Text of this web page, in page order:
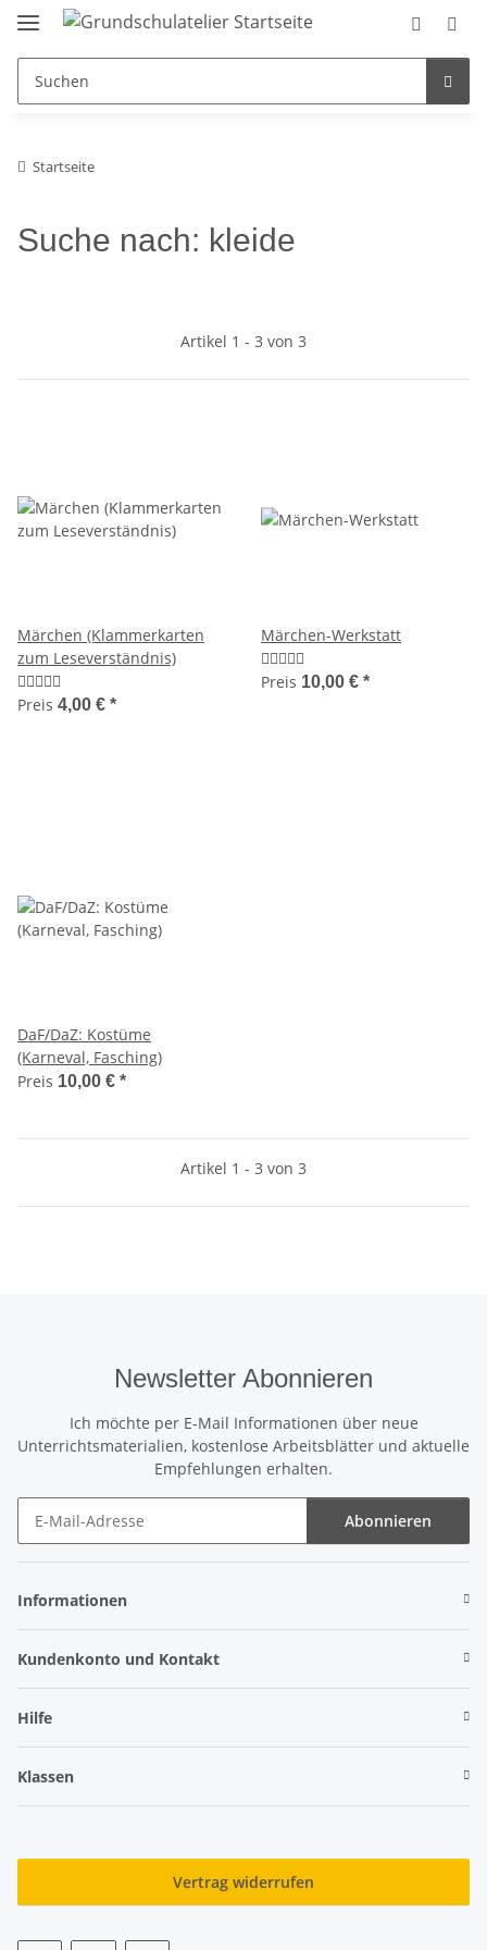
Startseite
Suche nach: kleide
Artikel 1 - 3 von 3
Märchen (Klammerkarten
zum Leseverständnis)
Preis 4,00 € *
Märchen-Werkstatt
Preis 10,00 € *
DaF/DaZ: Kostüme
(Karneval, Fasching)
Preis 10,00 € *
Artikel 1 - 3 von 3
Newsletter Abonnieren
Ich möchte per E-Mail Informationen über neue
Unterrichtsmaterialien, kostenlose Arbeitsblätter und aktuelle
Empfehlungen erhalten.
Abonnieren
Informationen
Kundenkonto und Kontakt
Hilfe
Klassen
Vertrag widerrufen